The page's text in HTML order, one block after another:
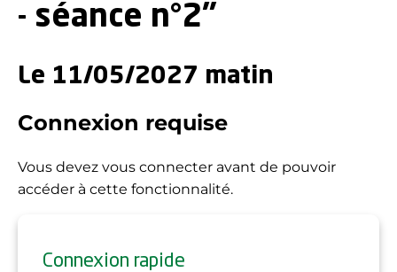
- séance n°2"
Le 11/05/2027 matin
Connexion requise
Vous devez vous connecter avant de pouvoir
accéder à cette fonctionnalité.
Connexion rapide